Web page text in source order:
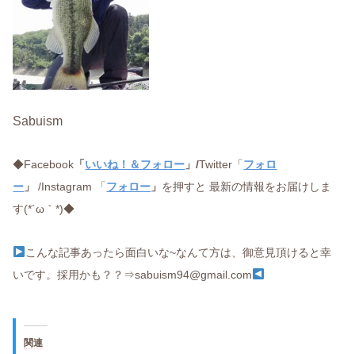
Sabuism
◆Facebook 「 いいね！＆フォロー 」/Twitter「 フォロ
ー 」/Instagram 「 フォロー 」 を押すと 最新の情報をお届けしま
す(*´ω｀*)◆
こんな記事あったら面白いな~なんて方は、御意見頂けると幸
いです。採用かも？？⇒sabuism94@gmail.com
関連